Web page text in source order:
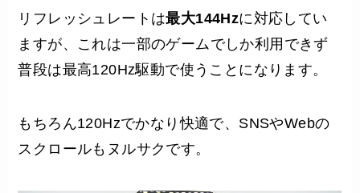
リフレッシュレートは最大144Hzに対応してい
ますが、これは一部のゲームでしか利用できず
普段は最高120Hz駆動で使うことになります。
もちろん120Hzでかなり快適で、SNSやWebの
スクロールもヌルサクです。